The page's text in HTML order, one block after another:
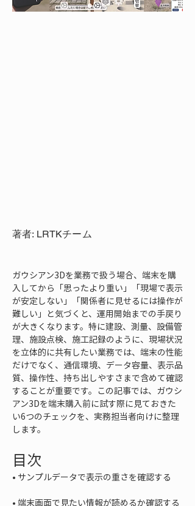
著者: LRTKチーム
ガウシアン3Dを業務で扱う場合、端末を購
入してから「思ったより重い」「現場で表示
が安定しない」「関係者に見せるには操作が
難しい」と気づくと、運用開始までの手戻り
が大きくなります。特に建設、測量、設備管
理、施設点検、施工記録のように、現場状況
を立体的に共有したい業務では、端末の性能
だけでなく、通信環境、データ容量、表示品
質、操作性、持ち出しやすさまで含めて確認
することが重要です。この記事では、ガウシ
アン3Dを端末購入前に試す際に見ておきた
い6つのチェックを、実務担当者向けに整理
します。
目次
•
•